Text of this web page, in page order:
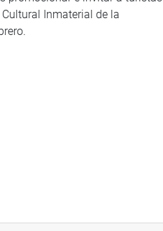
Inmaterial de la